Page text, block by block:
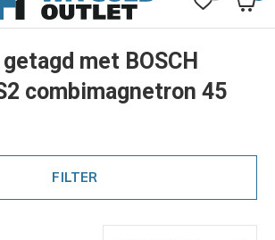
met BOSCH
combimagnetron 45
FILTER